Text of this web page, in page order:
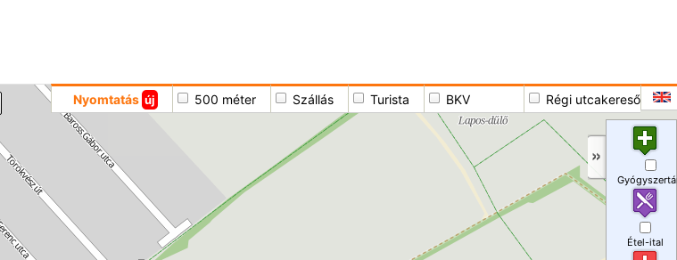
Nyomtatás új 500 méter Szállás Turista BKV Régi utcakereső
Étel-ital